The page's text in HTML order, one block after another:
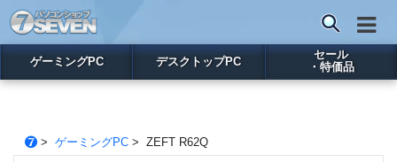
ゲーミングPC デスクトップPC
セール
・特価品
> ゲーミングPC> ZEFT R62Q